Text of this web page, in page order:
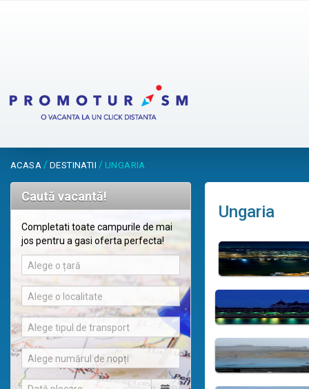
ACASA / DESTINATII / UNGARIA
Caută vacantă!
Completati toate campurile de mai
jos pentru a gasi oferta perfecta!
Alege o țară
Alege o localitate
Alege tipul de transport
Alege numărul de nopți
Ungaria